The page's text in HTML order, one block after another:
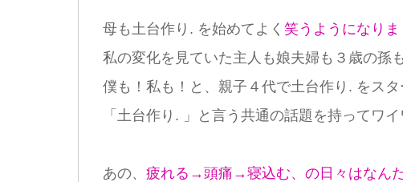
母も土台作り. を始めてよく 笑うようになりま
私の変化を見ていた主人も娘夫婦も３歳の孫も
僕も！私も！と、親子４代で土台作り. をスタ
「土台作り. 」と言う共通の話題を持ってワ
あの、 疲れる→頭痛→寝込む、の日々はなん